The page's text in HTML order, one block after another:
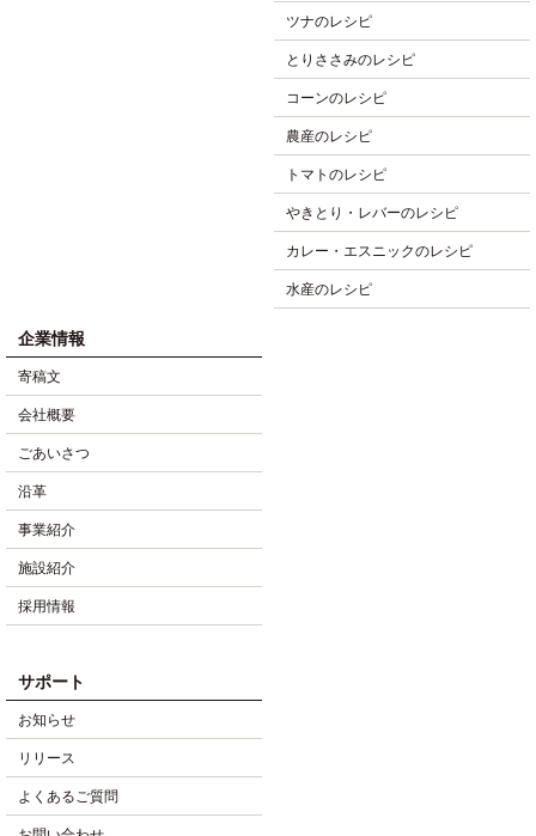
ツナのレシピ
とりささみのレシピ
コーンのレシピ
農産のレシピ
トマトのレシピ
やきとり・レバーのレシピ
カレー・エスニックのレシピ
水産のレシピ
企業情報
寄稿文
会社概要
ごあいさつ
沿革
事業紹介
施設紹介
採用情報
サポート
お知らせ
リリース
よくあるご質問